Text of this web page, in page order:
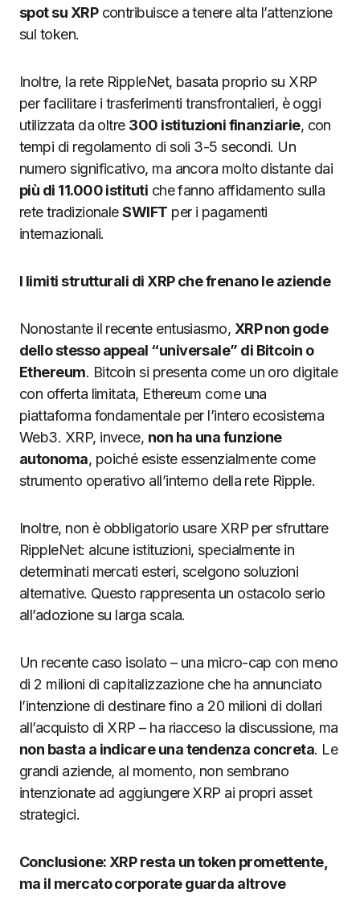
spot su XRPcontribuisce a tenere alta l’attenzione
sul token.
Inoltre, la rete RippleNet, basata proprio su XRP
per facilitare i trasferimenti transfrontalieri, è oggi
utilizzata da oltre 300 istituzioni finanziarie, con
tempi di regolamento di soli 3-5 secondi. Un
numero significativo, ma ancora molto distante dai
più di 11.000 istituti che fanno affidamento sulla
rete tradizionaleSWIFT per i pagamenti
internazionali.
I limiti strutturali di XRP che frenano le aziende
Nonostante il recente entusiasmo, XRP non gode
dello stesso appeal “universale” di Bitcoin o
Ethereum. Bitcoin si presenta come un oro digitale
con offerta limitata, Ethereum come una
piattaforma fondamentale per l’intero ecosistema
Web3. XRP, invece, non ha una funzione
autonoma, poiché esiste essenzialmente come
strumento operativo all’interno della rete Ripple.
Inoltre, non è obbligatorio usare XRP per sfruttare
RippleNet: alcune istituzioni, specialmente in
determinati mercati esteri, scelgono soluzioni
alternative. Questo rappresenta un ostacolo serio
all’adozione su larga scala.
Un recente caso isolato – una micro-cap con meno
di 2 milioni di capitalizzazione che ha annunciato
l’intenzione di destinare fino a 20 milioni di dollari
all’acquisto di XRP – ha riacceso la discussione, ma
non basta a indicare una tendenza concreta. Le
grandi aziende, al momento, non sembrano
intenzionate ad aggiungere XRP ai propri asset
strategici.
Conclusione: XRP resta un token promettente,
ma il mercato corporate guarda altrove